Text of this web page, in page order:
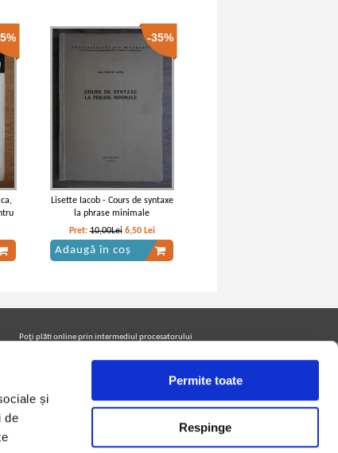
și
de
Permite toate
Respinge
-35%
Lisette Iacob - Cours de syntaxe
la phrase minimale
Pret:10,00Lei 6,50 Lei
Adaugă în coș
Poţi plăti online prin intermediul procesatorului
Urmăreşte-ne pe facebook pentru a fi la curent cu